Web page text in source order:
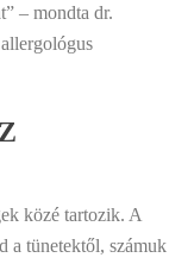
– mondta dr.
közé tartozik. A
a tünetektől, számuk